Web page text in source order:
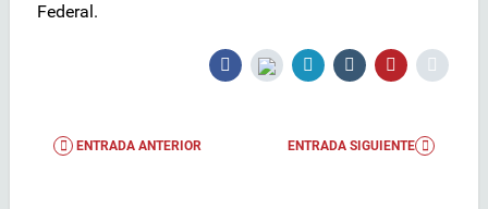
Federal.
ENTRADA ANTERIOR ENTRADA SIGUIENTE